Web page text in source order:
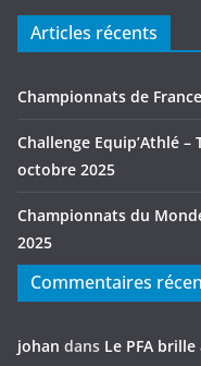
Articles récents
Championnats de
Challenge Equip’Athlé
octobre 2025
Championnats du
2025
Commentaires
johan dans Le PFA